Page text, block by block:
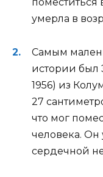
поместиться
умерла в
Самым
истории был
1956) из
27
что мог
человека. Он
сердечной